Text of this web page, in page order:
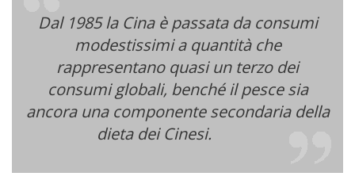
Dal 1985 la Cina è passata da consumi
modestissimi a quantità che
rappresentano quasi un terzo dei
consumi globali, benché il pesce sia
ancora una componente secondaria della
dieta dei Cinesi.